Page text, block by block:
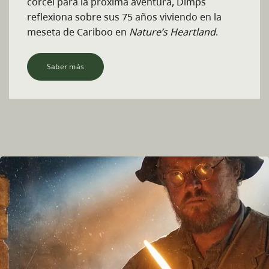
reflexiona sobre sus 75 años viviendo en la
meseta de Cariboo en Nature’s Heartland.
Saber más